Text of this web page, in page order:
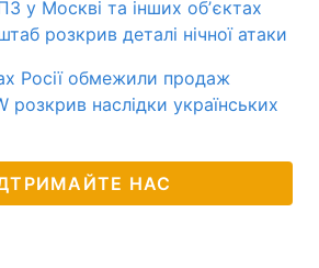
у Москві та інших обʼєктах
розкрив деталі нічної атаки
Росії обмежили продаж
розкрив наслідки українських
НАС